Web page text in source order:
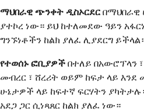
ማህበራዊ ጭንቀት ዲስኦርደር በማህበራዊ
ያተኮረ ነው። ይህ ከተለመደው ዓይን
ግንኙነቶችን ከልክ ያለፈ ሊያደርግ
የተወሰኑ ፎቢያዎች በተለይ በአውሮፕላን
መብረር ፣ ሸረሪት ወይም ከፍታ ላይ እንደ
ሁኔታዎች ላይ ከፍተኛ ፍርሃትን
አደጋ ጋር ሲነጻጸር ከልክ ያለፈ ነው።